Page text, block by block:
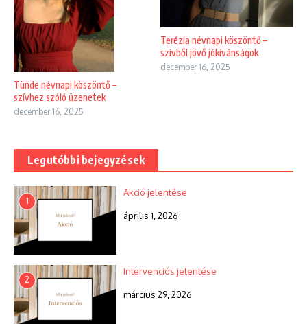
Tünde névnapi köszöntő –
szívhez szóló üzenetek
december 16, 2025
Terézia névnapi köszöntő –
szívből jövő jókívánságok
december 16, 2025
Legutóbbi bejegyzések
1
Akció jelentése
április 1, 2026
2
Intervenciós jelentése
március 29, 2026